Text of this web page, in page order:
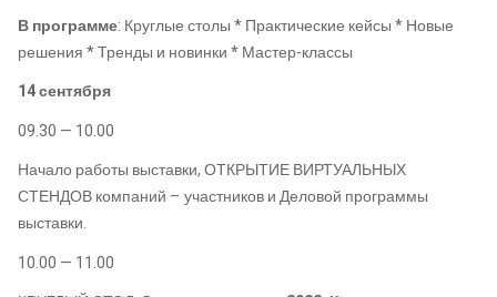
В программе: Круглые столы * Практические кейсы * Новые
решения * Тренды и новинки * Мастер-классы
14 сентября
09.30 — 10.00
Начало работы выставки, ОТКРЫТИЕ ВИРТУАЛЬНЫХ
СТЕНДОВ компаний – участников и Деловой программы
выставки.
10.00 — 11.00